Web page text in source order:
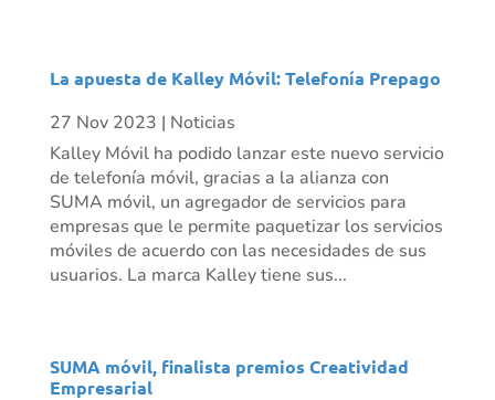
La apuesta de Kalley Móvil: Telefonía Prepago
27 Nov 2023 | Noticias
Kalley Móvil ha podido lanzar este nuevo servicio
de telefonía móvil, gracias a la alianza con
SUMA móvil, un agregador de servicios para
empresas que le permite paquetizar los servicios
móviles de acuerdo con las necesidades de sus
usuarios. La marca Kalley tiene sus...
SUMA móvil, finalista premios Creatividad
Empresarial